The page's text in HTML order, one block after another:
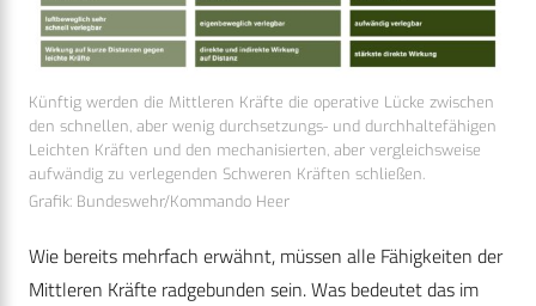
Künftig werden die Mittleren Kräfte die operative Lücke zwischen
den schnellen, aber wenig durchsetzungs- und durchhaltefähigen
Leichten Kräften und den mechanisierten, aber vergleichsweise
aufwändig zu verlegenden Schweren Kräften schließen.
Grafik: Bundeswehr/Kommando Heer
Wie bereits mehrfach erwähnt, müssen alle Fähigkeiten der
Mittleren Kräfte radgebunden sein. Was bedeutet das im